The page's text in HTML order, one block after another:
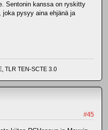
Sentonin kanssa on ryskitty
pysyy aina ehjänä ja
TLR TEN-SCTE 3.0
#45